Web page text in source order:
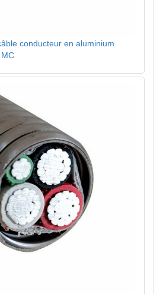
conducteur en aluminium